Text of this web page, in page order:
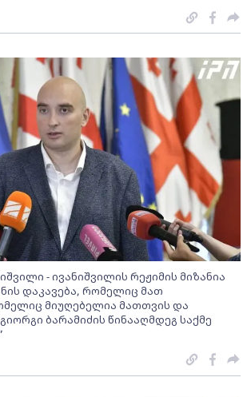
- ივანიშვილის რეჟიმის მიზანია
დაკავება, რომელიც მათ
მიუღებელია მათთვის და
ბარამიძის წინააღმდეგ საქმე